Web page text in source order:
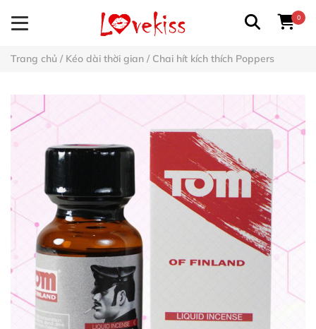
0
Trang chủ / Kéo dài thời gian / Chai hít kích thích Poppers